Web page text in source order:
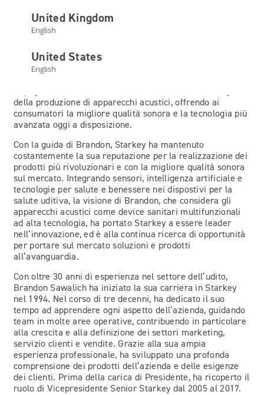
United Kingdom
English
United States
English
responsabile dell’indirizzo strategico dell’azienda e
collabora strettamente con il team esecutivo e altri leader
dell’organizzazione per sostenere la missione e i valori
In qualità di Presidente e CEO, Brandon Sawalich è
della produzione di apparecchi acustici, offrendo ai
consumatori la migliore qualità sonora e la tecnologia più
avanzata oggi a disposizione.
Con la guida di Brandon, Starkey ha mantenuto
costantemente la sua reputazione per la realizzazione dei
prodotti più rivoluzionari e con la migliore qualità sonora
sul mercato. Integrando sensori, intelligenza artificiale e
tecnologie per salute e benessere nei dispostivi per la
salute uditiva, la visione di Brandon, che considera gli
apparecchi acustici come device sanitari multifunzionali
ad alta tecnologia, ha portato Starkey a essere leader
nell’innovazione, ed è alla continua ricerca di opportunità
per portare sul mercato soluzioni e prodotti
all’avanguardia.
Con oltre 30 anni di esperienza nel settore dell’udito,
Brandon Sawalich ha iniziato la sua carriera in Starkey
nel 1994. Nel corso di tre decenni, ha dedicato il suo
tempo ad apprendere ogni aspetto dell’azienda, guidando
team in molte aree operative, contribuendo in particolare
alla crescita e alla definizione dei settori marketing,
servizio clienti e vendite. Grazie alla sua ampia
esperienza professionale, ha sviluppato una profonda
comprensione dei prodotti dell’azienda e delle esigenze
dei clienti. Prima della carica di Presidente, ha ricoperto il
ruolo di Vicepresidente Senior Starkey dal 2005 al 2017.